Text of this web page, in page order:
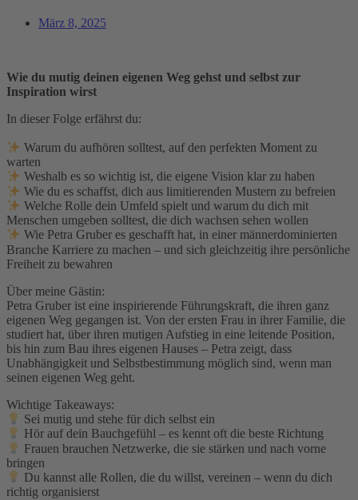
März 8, 2025
Wie du mutig deinen eigenen Weg gehst und selbst zur
Inspiration wirst
In dieser Folge erfährst du:
Warum du aufhören solltest, auf den perfekten Moment zu
warten
Weshalb es so wichtig ist, die eigene Vision klar zu haben
Wie du es schaffst, dich aus limitierenden Mustern zu befreien
Welche Rolle dein Umfeld spielt und warum du dich mit
Menschen umgeben solltest, die dich wachsen sehen wollen
Wie Petra Gruber es geschafft hat, in einer männerdominierten
Branche Karriere zu machen – und sich gleichzeitig ihre persönliche
Freiheit zu bewahren
Über meine Gästin:
Petra Gruber ist eine inspirierende Führungskraft, die ihren ganz
eigenen Weg gegangen ist. Von der ersten Frau in ihrer Familie, die
studiert hat, über ihren mutigen Aufstieg in eine leitende Position,
bis hin zum Bau ihres eigenen Hauses – Petra zeigt, dass
Unabhängigkeit und Selbstbestimmung möglich sind, wenn man
seinen eigenen Weg geht.
Wichtige Takeaways:
Sei mutig und stehe für dich selbst ein
Hör auf dein Bauchgefühl – es kennt oft die beste Richtung
Frauen brauchen Netzwerke, die sie stärken und nach vorne
bringen
Du kannst alle Rollen, die du willst, vereinen – wenn du dich
richtig organisierst